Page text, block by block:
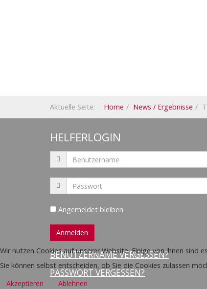
Aktuelle Seite: Home News / Ergebnisse
HELFERLOGIN
Angemeldet bleiben
BENUTZERNAME VERGESSEN?
PASSWORT VERGESSEN?
Wir nutzen Cookies auf unserer Website. Einige von ihnen sind
Sie können selbst entscheiden, ob Sie die Cookies zulassen
Akzeptieren
Ablehnen